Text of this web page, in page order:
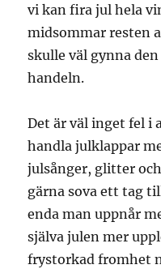
vi kan fira jul hela
midsommar resten
skulle väl gynna
handeln.
Det är väl inget fel i
handla julklappar
julsånger, glitter
gärna sova ett tag
enda man uppnår
själva julen mer
frystorkad fromhet